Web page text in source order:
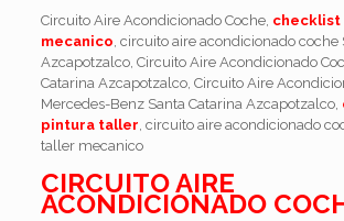
Circuito Aire Acondicionado Coche,
mecanico, circuito aire acondicionado coche
Azcapotzalco, Circuito Aire Acondicionado
Catarina Azcapotzalco, Circuito Aire
Mercedes-Benz Santa Catarina Azcapotzalco,
pintura taller, circuito aire acondicionado
taller mecanico
CIRCUITO AIRE
ACONDICIONADO